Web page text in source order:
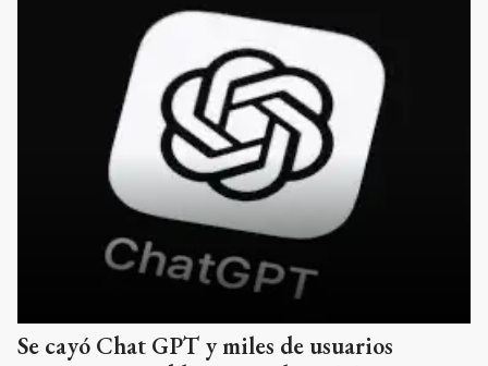
Se cayó Chat GPT y miles de usuarios